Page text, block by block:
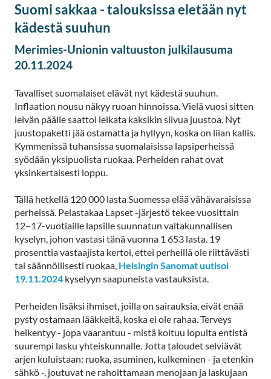
Suomi sakkaa - talouksissa eletään nyt
kädestä suuhun
Merimies-Unionin valtuuston julkilausuma
20.11.2024
Tavalliset suomalaiset elävät nyt kädestä suuhun.
Inflaation nousu näkyy ruoan hinnoissa. Vielä vuosi sitten
leivän päälle saattoi leikata kaksikin siivua juustoa. Nyt
juustopaketti jää ostamatta ja hyllyyn, koska on liian kallis.
Kymmenissä tuhansissa suomalaisissa lapsiperheissä
syödään yksipuolista ruokaa. Perheiden rahat ovat
yksinkertaisesti loppu.
Tällä hetkellä 120 000 lasta Suomessa elää vähävaraisissa
perheissä. Pelastakaa Lapset -järjestö tekee vuosittain
12–17-vuotiaille lapsille suunnatun valtakunnallisen
kyselyn, johon vastasi tänä vuonna 1 653 lasta. 19
prosenttia vastaajista kertoi, ettei perheillä ole riittävästi
tai säännöllisesti ruokaa, Helsingin Sanomat uutisoi
19.11.2024 kyselyyn saapuneista vastauksista.
Perheiden lisäksi ihmiset, joilla on sairauksia, eivät enää
pysty ostamaan lääkkeitä, koska ei ole rahaa. Terveys
heikentyy - jopa vaarantuu - mistä koituu lopulta entistä
suurempi lasku yhteiskunnalle. Jotta taloudet selviävät
arjen kuluistaan: ruoka, asuminen, kulkeminen - ja etenkin
sähkö -, joutuvat ne rahoittamaan menojaan ja laskujaan